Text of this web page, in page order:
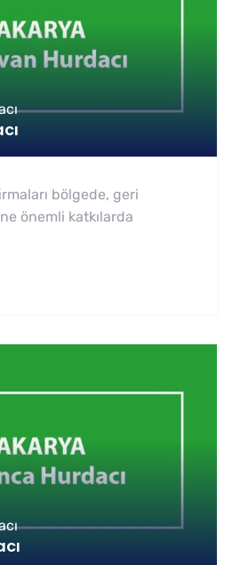
bölgede, geri
önemli katkılarda